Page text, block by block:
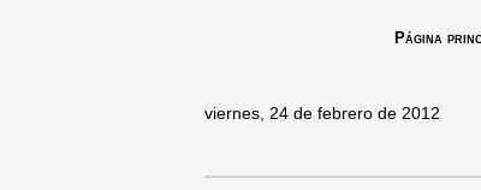
Página
viernes, 24 de febrero de 2012